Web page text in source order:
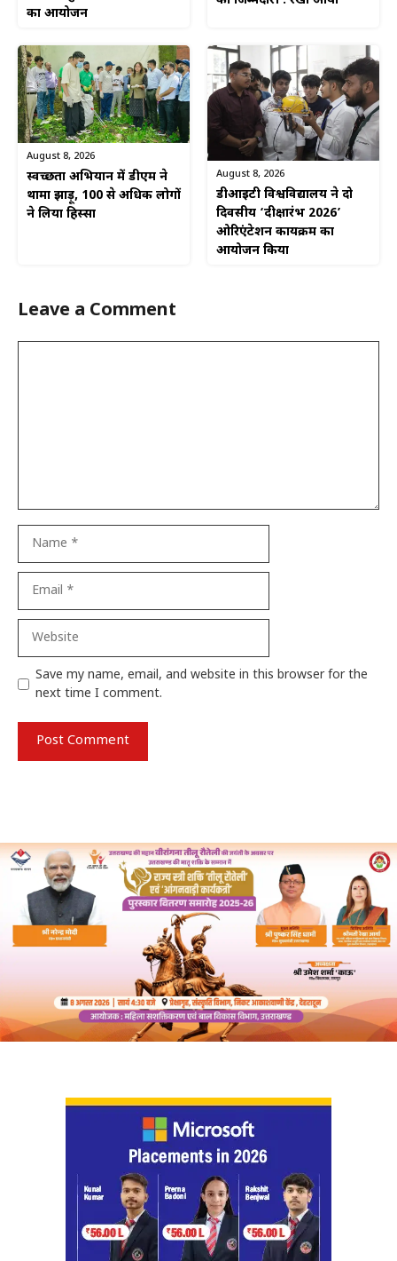
का आयोजन
August 8, 2026
स्वच्छता अभियान में डीएम ने
थामा झाड़ू, 100 से अधिक लोगों
ने लिया हिस्सा
August 8, 2026
डीआईटी विश्वविद्यालय ने दो
दिवसीय ‘दीक्षारंभ 2026’
ओरिएंटेशन कार्यक्रम का
आयोजन किया
Leave a Comment
Save my name, email, and website in this browser for the
next time I comment.